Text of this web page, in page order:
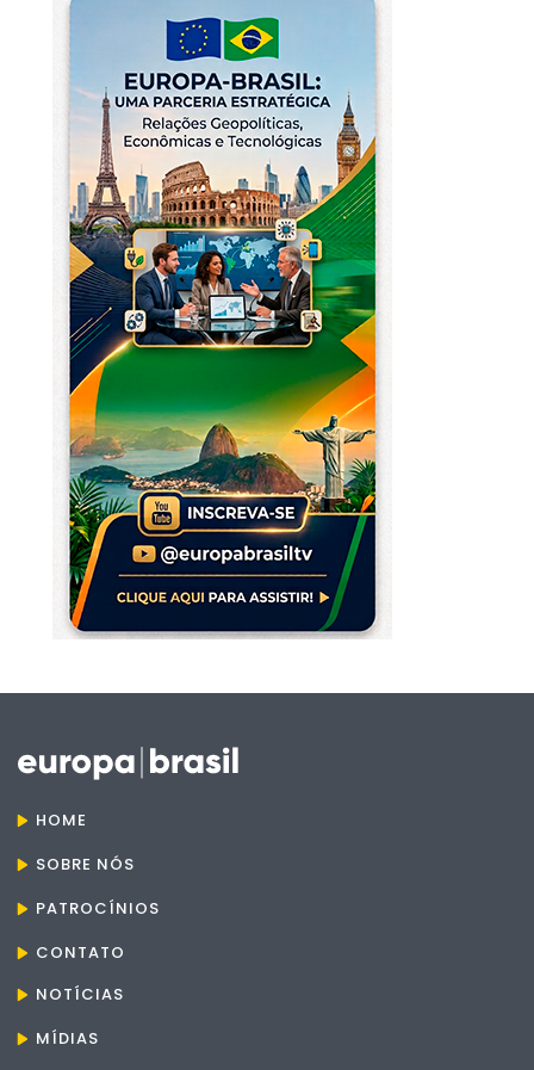
HOME
SOBRE NÓS
PATROCÍNIOS
CONTATO
NOTÍCIAS
MÍDIAS